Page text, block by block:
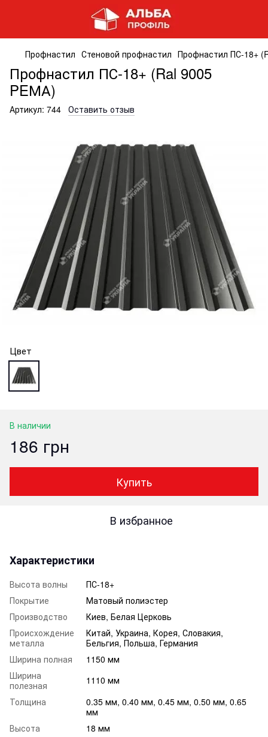
Профнастил Стеновой профнастил Профнастил ПС-18+
Профнастил ПС-18+ (Ral 9005
PEМА)
Артикул: 744 Оставить отзыв
Цвет
В наличии
186 грн
Купить
В избранное
Характеристики
Высота волны
ПС-18+
Покрытие
Матовый полиэстер
Производство
Киев, Белая Церковь
Происхождение
металла
Китай, Украина, Корея, Словакия,
Бельгия, Польша, Германия
Ширина полная
1150 мм
Ширина
полезная
1110 мм
Толщина
0.35 мм, 0.40 мм, 0.45 мм, 0.50 мм, 0.65
мм
Высота
18 мм